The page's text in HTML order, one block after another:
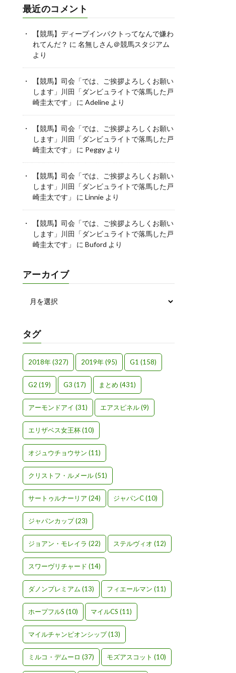
最近のコメント
【競馬】ディープインパクトってなんで嫌わ
れてんだ？ に 名無しさん＠競馬スタジアム
より
【競馬】司会「では、ご挨拶よろしくお願い
します」川田「ダンビュライトで落馬した戸
崎圭太です」
に Adelineより
【競馬】司会「では、ご挨拶よろしくお願い
します」川田「ダンビュライトで落馬した戸
崎圭太です」
に Peggyより
【競馬】司会「では、ご挨拶よろしくお願い
します」川田「ダンビュライトで落馬した戸
崎圭太です」
に Linnieより
【競馬】司会「では、ご挨拶よろしくお願い
します」川田「ダンビュライトで落馬した戸
崎圭太です」
に Buford より
アーカイブ
タグ
2018年(327) 2019年(95) G1 (158)
G2 (19) G3 (17) まとめ (431)
アーモンドアイ (31) エアスピネル(9)
エリザベス女王杯(10)
オジュウチョウサン (11)
クリストフ・ルメール(51)
サートゥルナーリア (24) ジャパンC(10)
ジャパンカップ(23)
ジョアン・モレイラ (22) ステルヴィオ (12)
スワーヴリチャード (14)
ダノンプレミアム (13) フィエールマン (11)
ホープフルS (10) マイルCS (11)
マイルチャンピオンシップ(13)
ミルコ・デムーロ (37) モズアスコット (10)